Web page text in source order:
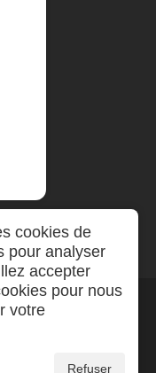
cookies de
pour analyser
accepter
pour nous
votre
Refuser